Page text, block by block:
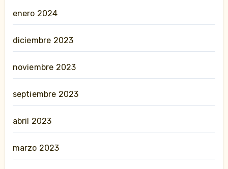
enero 2024
diciembre 2023
noviembre 2023
septiembre 2023
abril 2023
marzo 2023